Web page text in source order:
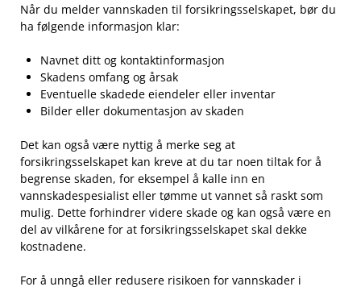
Når ‍du melder vannskaden til forsikringsselskapet, bør du‍
ha følgende informasjon klar:
Navnet ditt og kontaktinformasjon
Skadens omfang og årsak
Eventuelle skadede eiendeler eller inventar
Bilder eller dokumentasjon av skaden
Det kan også være⁢ nyttig å‍ merke seg ⁤at
forsikringsselskapet kan kreve ​at du tar noen tiltak ‍for ⁣å
begrense⁢ skaden, for ⁤eksempel å kalle inn en
⁣vannskadespesialist eller tømme ut vannet så raskt som‍
mulig.⁣ Dette ‍forhindrer videre⁣ skade og kan også være en
del ⁢av vilkårene for at forsikringsselskapet ‍skal dekke
kostnadene.
For å unngå⁢ eller⁢ redusere risikoen for vannskader i